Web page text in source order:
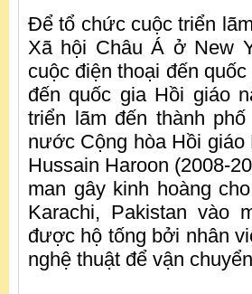
Để tổ chức cuộc triển
Xã hội Châu Á ở New
cuộc điện thoại đến
đến quốc gia Hồi giáo
triển lãm đến thành
nước Cộng hòa Hồi giáo
Hussain Haroon (2008-
man gây kinh hoàng
Karachi, Pakistan vào
được hộ tống bởi nhân
nghệ thuật để vận